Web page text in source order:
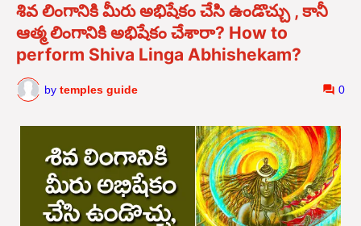
శివ లింగానికి మీరు అభిషేకం చేసి ఉండొచ్చు , కానీ
ఆత్మ లింగానికి అభిషేకం చేశారా? How to
perform Shiva Linga Abhishekam?
by temples guide 0